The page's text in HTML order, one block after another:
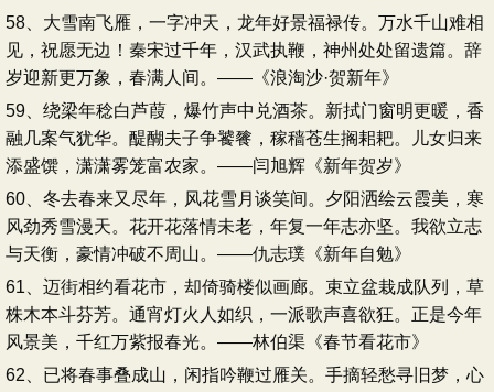
58、大雪南飞雁，一字冲天，龙年好景福禄传。万水千山难相
见，祝愿无边！秦宋过千年，汉武执鞭，神州处处留遗篇。辞
岁迎新更万象，春满人间。——《浪淘沙·贺新年》
59、绕梁年稔白芦葭，爆竹声中兑酒茶。新拭门窗明更暖，香
融几案气犹华。醍醐夫子争饕餮，稼穑苍生搁耜耙。儿女归来
添盛馔，潇潇雾笼富农家。——闫旭辉《新年贺岁》
60、冬去春来又尽年，风花雪月谈笑间。夕阳洒绘云霞美，寒
风劲秀雪漫天。花开花落情未老，年复一年志亦坚。我欲立志
与天衡，豪情冲破不周山。——仇志璞《新年自勉》
61、迈街相约看花市，却倚骑楼似画廊。束立盆栽成队列，草
株木本斗芬芳。通宵灯火人如织，一派歌声喜欲狂。正是今年
风景美，千红万紫报春光。——林伯渠《春节看花市》
62、已将春事叠成山，闲指吟鞭过雁关。手摘轻愁寻旧梦，心